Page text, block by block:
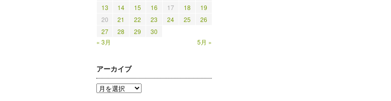
13
14 15 16 17 18
19
20
21 22 23 24 25
26
27
28 29
30
« 3月
5月 »
アーカイブ
ア